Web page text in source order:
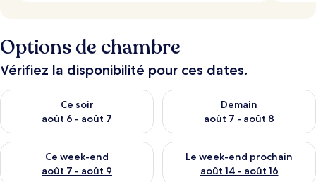
Options de chambre
Vérifiez la disponibilité pour ces dates.
Ce soir
août 6 - août 7
Vérifier la disponibilité pour ce soir août 6 - août 7
Demain
août 7 - août 8
Vérifier la disponibilité pour
Ce week-end
août 7 - août 9
Vérifier la disponibilité pour ce week-end août 7 - août 9
Le week-end prochain
août 14 - août 16
Vérifier la disponibilité pour